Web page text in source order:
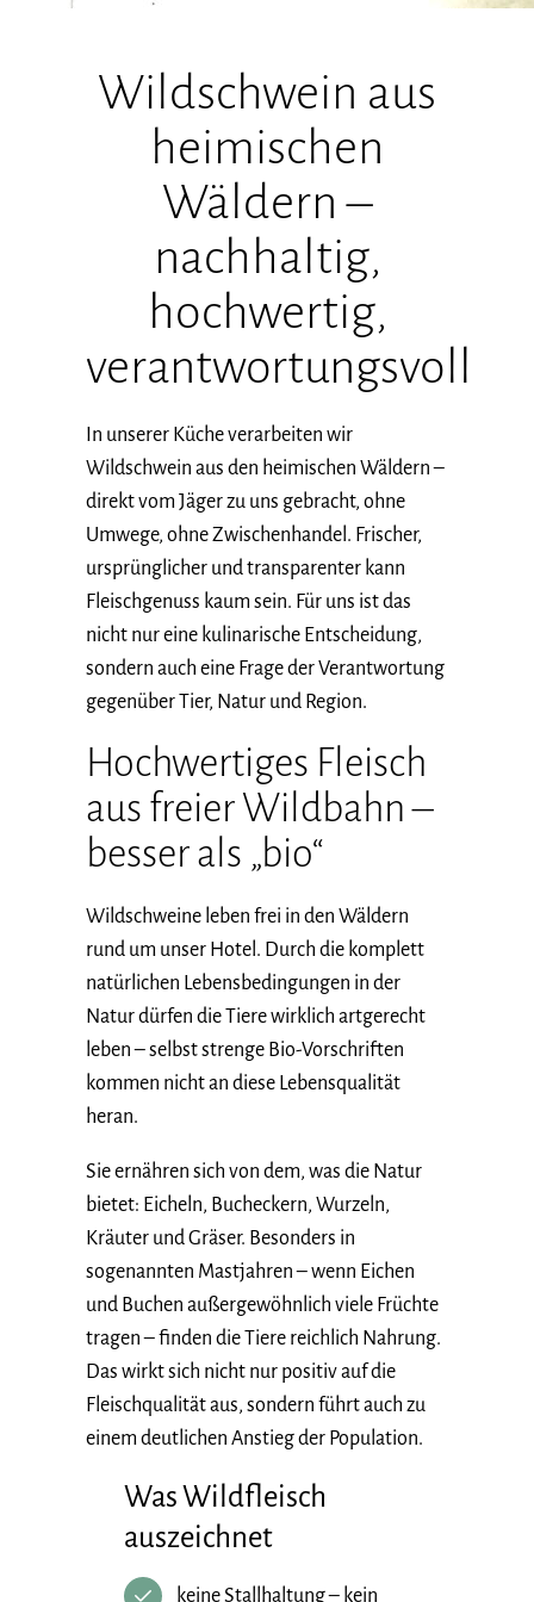
Wildschwein aus
heimischen
Wäldern –
nachhaltig,
hochwertig,
verantwortungsvoll
In unserer Küche verarbeiten wir
Wildschwein aus den heimischen Wäldern –
direkt vom Jäger zu uns gebracht, ohne
Umwege, ohne Zwischenhandel. Frischer,
ursprünglicher und transparenter kann
Fleischgenuss kaum sein. Für uns ist das
nicht nur eine kulinarische Entscheidung,
sondern auch eine Frage der Verantwortung
gegenüber Tier, Natur und Region.
Hochwertiges Fleisch
aus freier Wildbahn –
besser als „bio“
Wildschweine leben frei in den Wäldern
rund um unser Hotel. Durch die komplett
natürlichen Lebensbedingungen in der
Natur dürfen die Tiere wirklich artgerecht
leben – selbst strenge Bio-Vorschriften
kommen nicht an diese Lebensqualität
heran.
Sie ernähren sich von dem, was die Natur
bietet: Eicheln, Bucheckern, Wurzeln,
Kräuter und Gräser. Besonders in
sogenannten Mastjahren – wenn Eichen
und Buchen außergewöhnlich viele Früchte
tragen – finden die Tiere reichlich Nahrung.
Das wirkt sich nicht nur positiv auf die
Fleischqualität aus, sondern führt auch zu
einem deutlichen Anstieg der Population.
Was Wildfleisch
auszeichnet
keine Stallhaltung – kein